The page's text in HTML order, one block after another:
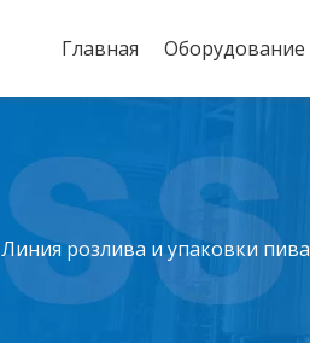
Главная Оборудование
Линия розлива и упаковки пива